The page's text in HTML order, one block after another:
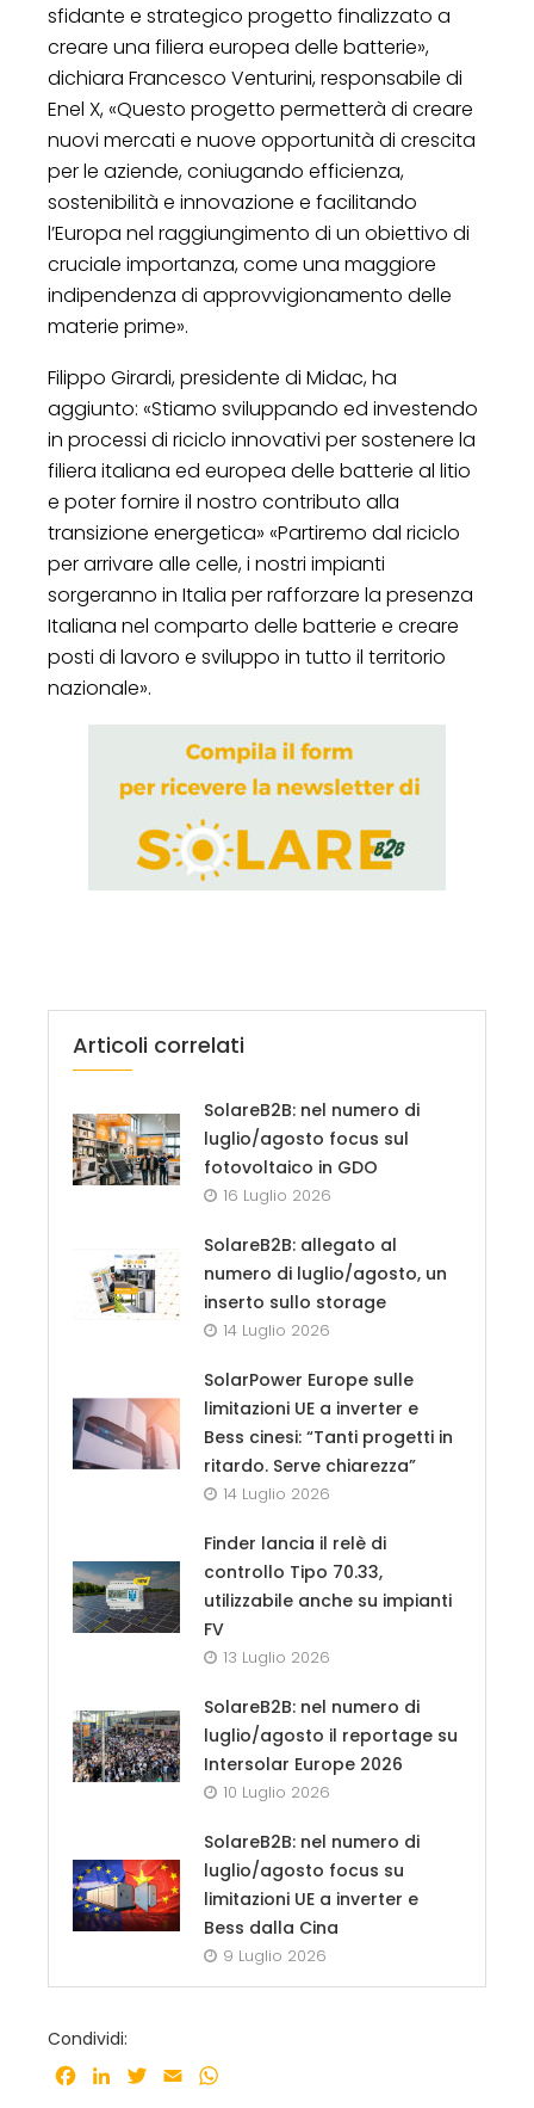
sfidante e strategico progetto finalizzato a
creare una filiera europea delle batterie»,
dichiara Francesco Venturini, responsabile di
Enel X, «Questo progetto permetterà di creare
nuovi mercati e nuove opportunità di crescita
per le aziende, coniugando efficienza,
sostenibilità e innovazione e facilitando
l’Europa nel raggiungimento di un obiettivo di
cruciale importanza, come una maggiore
indipendenza di approvvigionamento delle
materie prime».
Filippo Girardi, presidente di Midac, ha
aggiunto: «Stiamo sviluppando ed investendo
in processi di riciclo innovativi per sostenere la
filiera italiana ed europea delle batterie al litio
e poter fornire il nostro contributo alla
transizione energetica» «Partiremo dal riciclo
per arrivare alle celle, i nostri impianti
sorgeranno in Italia per rafforzare la presenza
Italiana nel comparto delle batterie e creare
posti di lavoro e sviluppo in tutto il territorio
nazionale».
Articoli correlati
SolareB2B: nel numero di
luglio/agosto focus sul
fotovoltaico in GDO
16 Luglio 2026
SolareB2B: allegato al
numero di luglio/agosto, un
inserto sullo storage
14 Luglio 2026
SolarPower Europe sulle
limitazioni UE a inverter e
Bess cinesi: “Tanti progetti in
ritardo. Serve chiarezza”
14 Luglio 2026
Finder lancia il relè di
controllo Tipo 70.33,
utilizzabile anche su impianti
FV
13 Luglio 2026
SolareB2B: nel numero di
luglio/agosto il reportage su
Intersolar Europe 2026
10 Luglio 2026
SolareB2B: nel numero di
luglio/agosto focus su
limitazioni UE a inverter e
Bess dalla Cina
9 Luglio 2026
Condividi:
Facebook
LinkedInTwitter
Email